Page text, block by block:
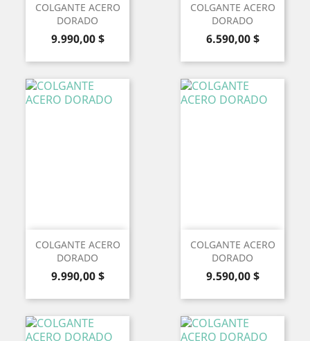
COLGANTE ACERO
DORADO
Precio
9.990,00 $
COLGANTE ACERO
DORADO
Precio
6.590,00 $
COLGANTE ACERO
DORADO
Precio
9.990,00 $
COLGANTE ACERO
DORADO
Precio
9.590,00 $